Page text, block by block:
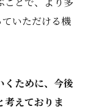
いただける機
くために、今後
考えておりま